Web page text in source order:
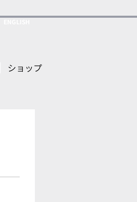
ショップ